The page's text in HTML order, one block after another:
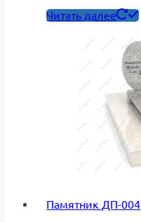
Читать далее
Памятник ДП-004